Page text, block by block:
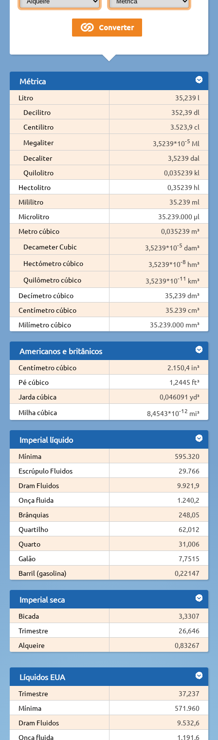
Métrica
Litro
35,239 l
Decilitro
352,39 dl
Centilitro
3.523,9 cl
Megaliter
3,5239*10-5 Ml
Decaliter
3,5239 dal
Quilolitro
0,035239 kl
Hectolitro
0,35239 hl
Mililitro
35.239 ml
Microlitro
35.239.000 µl
Metro cúbico
0,035239 m³
Decameter Cubic
3,5239*10-5 dam³
Hectómetro cúbico
3,5239*10-8 hm³
Quilômetro cúbico
3,5239*10-11 km³
Decímetro cúbico
35,239 dm³
Centímetro cúbico
35.239 cm³
Milímetro cúbico
35.239.000 mm³
Americanos e britânicos
Centímetro cúbico
2.150,4 in³
Pé cúbico
1,2445 ft³
Jarda cúbica
0,046091 yd³
Milha cúbica
8,4543*10-12 mi³
Imperial líquido
Mínima
595.320
Escrúpulo Fluidos
29.766
Dram Fluidos
9.921,9
Onça fluida
1.240,2
Brânquias
248,05
Quartilho
62,012
Quarto
31,006
Galão
7,7515
Barril (gasolina)
0,22147
Imperial seca
Bicada
3,3307
Trimestre
26,646
Alqueire
0,83267
Líquidos EUA
Trimestre
37,237
Mínima
571.960
Dram Fluidos
9.532,6
Onça fluida
1.191,6